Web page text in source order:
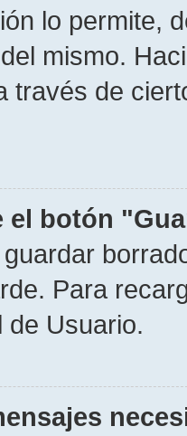
lo permite,
mismo.
través de
el botón
Para
de Usuario.